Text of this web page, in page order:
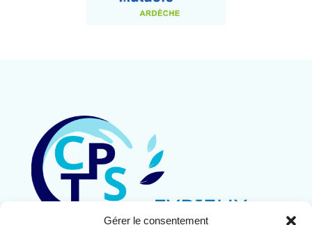
Gérer le consentement